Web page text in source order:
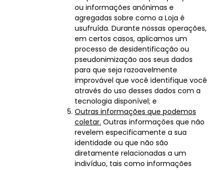
ou informações anônimas e
agregadas sobre como a Loja é
usufruída. Durante nossas operações,
em certos casos, aplicamos um
processo de desidentificação ou
pseudonimização aos seus dados
para que seja razoavelmente
improvável que você identifique você
através do uso desses dados com a
tecnologia disponível; e
Outras informações que podemos
coletar. Outras informações que não
revelem especificamente a sua
identidade ou que não são
diretamente relacionadas a um
indivíduo, tais como informações